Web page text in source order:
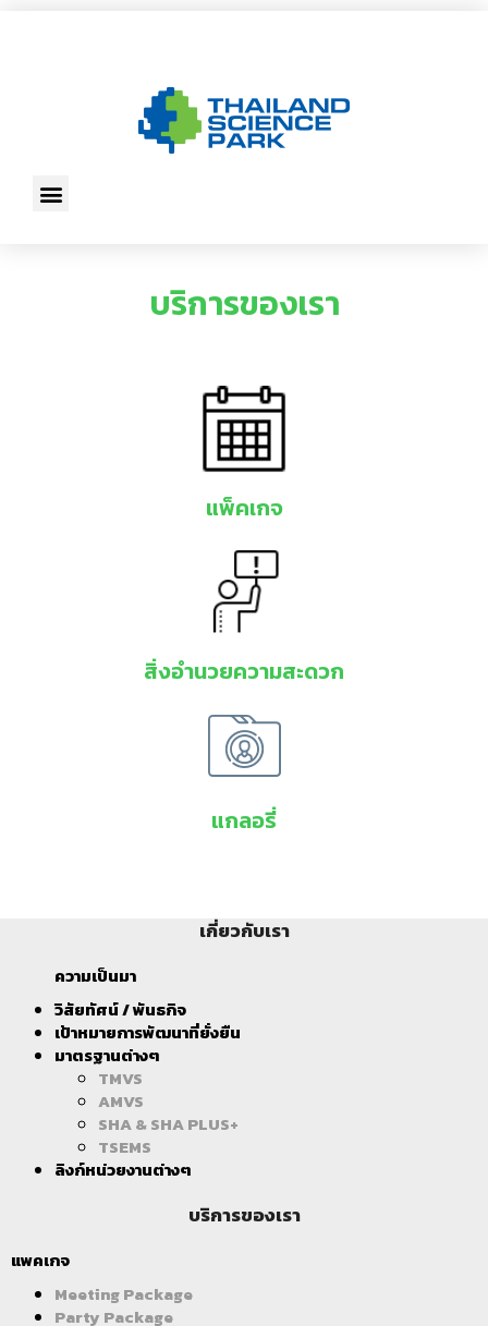
บริการของเรา
แพ็คเกจ
สิ่งอำนวยความสะดวก
แกลอรี่
เกี่ยวกับเรา
ความเป็นมา
วิสัยทัศน์ / พันธกิจ
เป้าหมายการพัฒนาที่ยั่งยืน
มาตรฐานต่างๆ
TMVS
AMVS
SHA & SHA PLUS+
TSEMS
ลิงก์หน่วยงานต่างๆ
บริการของเรา
แพคเกจ
Meeting Package
Party Package